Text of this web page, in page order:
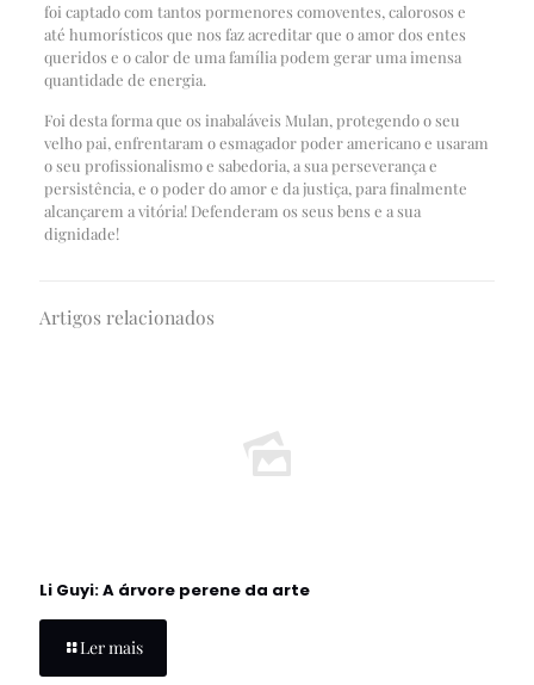
foi captado com tantos pormenores comoventes, calorosos e
até humorísticos que nos faz acreditar que o amor dos entes
queridos e o calor de uma família podem gerar uma imensa
quantidade de energia.
Foi desta forma que os inabaláveis Mulan, protegendo o seu
velho pai, enfrentaram o esmagador poder americano e usaram
o seu profissionalismo e sabedoria, a sua perseverança e
persistência, e o poder do amor e da justiça, para finalmente
alcançarem a vitória! Defenderam os seus bens e a sua
dignidade!
Artigos relacionados
Li Guyi: A árvore perene da arte
Ler mais